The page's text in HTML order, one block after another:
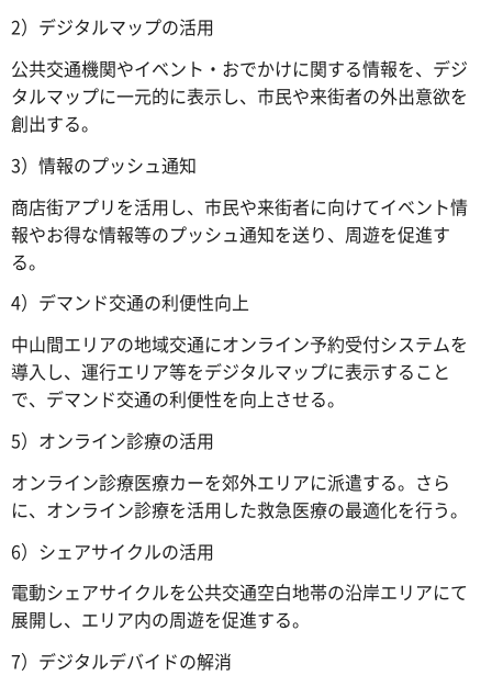
2）デジタルマップの活用
公共交通機関やイベント・おでかけに関する情報を、デジ
タルマップに一元的に表示し、市民や来街者の外出意欲を
創出する。
3）情報のプッシュ通知
商店街アプリを活用し、市民や来街者に向けてイベント情
報やお得な情報等のプッシュ通知を送り、周遊を促進す
る。
4）デマンド交通の利便性向上
中山間エリアの地域交通にオンライン予約受付システムを
導入し、運行エリア等をデジタルマップに表示すること
で、デマンド交通の利便性を向上させる。
5）オンライン診療の活用
オンライン診療医療カーを郊外エリアに派遣する。さら
に、オンライン診療を活用した救急医療の最適化を行う。
6）シェアサイクルの活用
電動シェアサイクルを公共交通空白地帯の沿岸エリアにて
展開し、エリア内の周遊を促進する。
7）デジタルデバイドの解消